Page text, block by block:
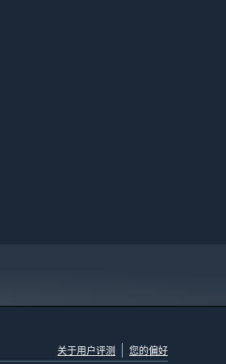
关于用户评测 您的偏好